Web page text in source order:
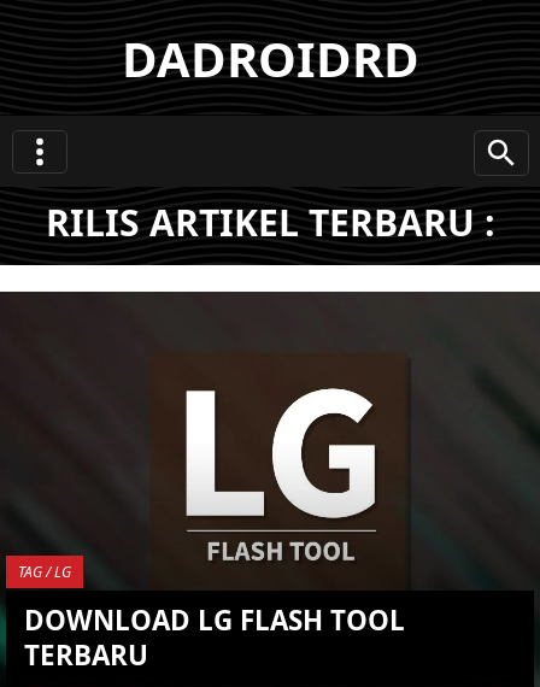
DADROIDRD
RILIS ARTIKEL TERBARU :
TAG / LG
DOWNLOAD LG FLASH TOOL
TERBARU